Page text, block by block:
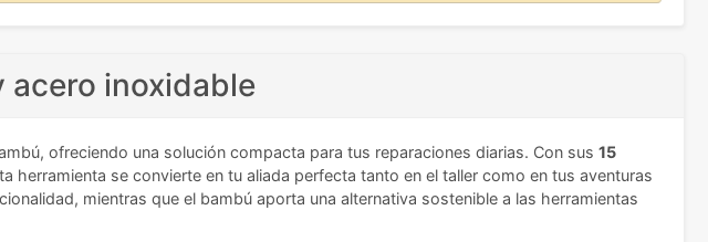
acero inoxidable
ofreciendo una solución compacta para tus reparaciones diarias. Con sus 15
herramienta se convierte en tu aliada perfecta tanto en el taller como en tus aventuras
mientras que el bambú aporta una alternativa sostenible a las herramientas